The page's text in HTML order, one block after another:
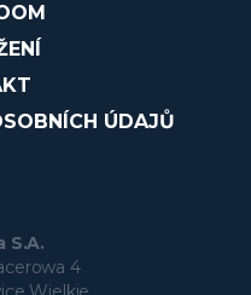
ÚDAJŮ
S.A.
4